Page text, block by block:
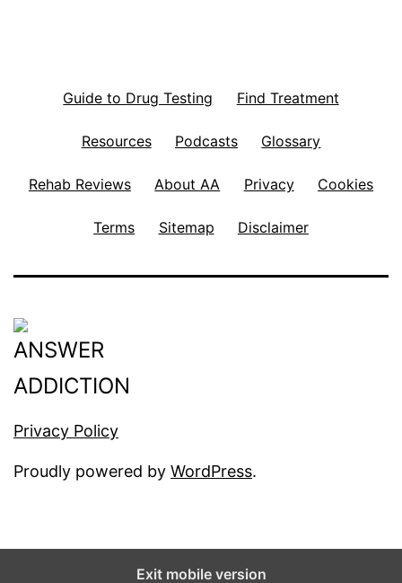
Guide to Drug Testing Find Treatment
Resources Podcasts Glossary
Rehab Reviews About AA Privacy Cookies
Terms Sitemap Disclaimer
Privacy Policy
Proudly powered by WordPress.
Exit mobile version